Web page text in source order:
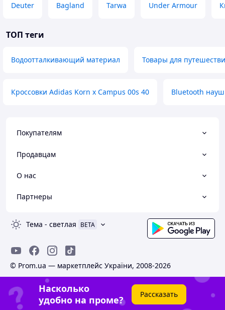
Deuter Bagland Tarwa Under Armour
ТОП теги
Водоотталкивающий материал Товары для
Кроссовки Adidas Korn x Campus 00s 40 Bluetooth
Покупателям
Продавцам
О нас
Партнеры
Тема - светлая BETA
© Prom.ua — маркетплейс України, 2008-2026
Насколько
удобно на проме?
Рассказать